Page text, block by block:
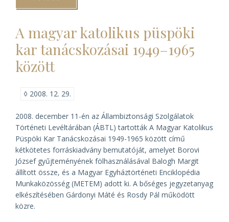
református
sorsa
jobbra
fordul
)
A magyar katolikus püspöki
kar tanácskozásai 1949–1965
között
◊ 2008. 12. 29.
2008. december 11-én az Állambiztonsági Szolgálatok
Történeti Levéltárában (ÁBTL) tartották A Magyar Katolikus
Püspöki Kar Tanácskozásai 1949-1965 között című
kétkötetes forráskiadvány bemutatóját, amelyet Borovi
József gyűjteményének fölhasználásával Balogh Margit
állított össze, és a Magyar Egyháztörténeti Enciklopédia
Munkaközösség (METEM) adott ki. A bőséges jegyzetanyag
elkészítésében Gárdonyi Máté és Rosdy Pál működött
közre.